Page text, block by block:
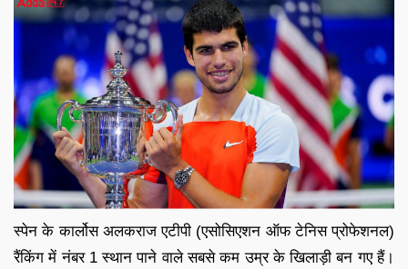
स्पेन के कार्लोस अलकराज एटीपी (एसोसिएशन ऑफ टेनिस प्रोफेशनल)
रैंकिंग में नंबर 1 स्थान पाने वाले सबसे कम उम्र के खिलाड़ी बन गए हैं।